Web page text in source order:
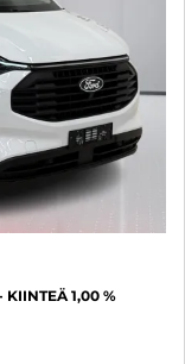
KIINTEÄ 1,00 %